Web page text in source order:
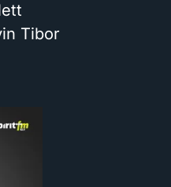
Tibor